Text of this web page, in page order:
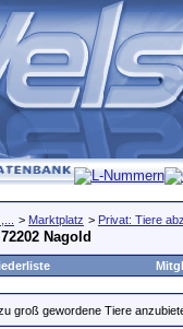
> Marktplatz > Privat: Tiere
Nagold
groß gewordene Tiere